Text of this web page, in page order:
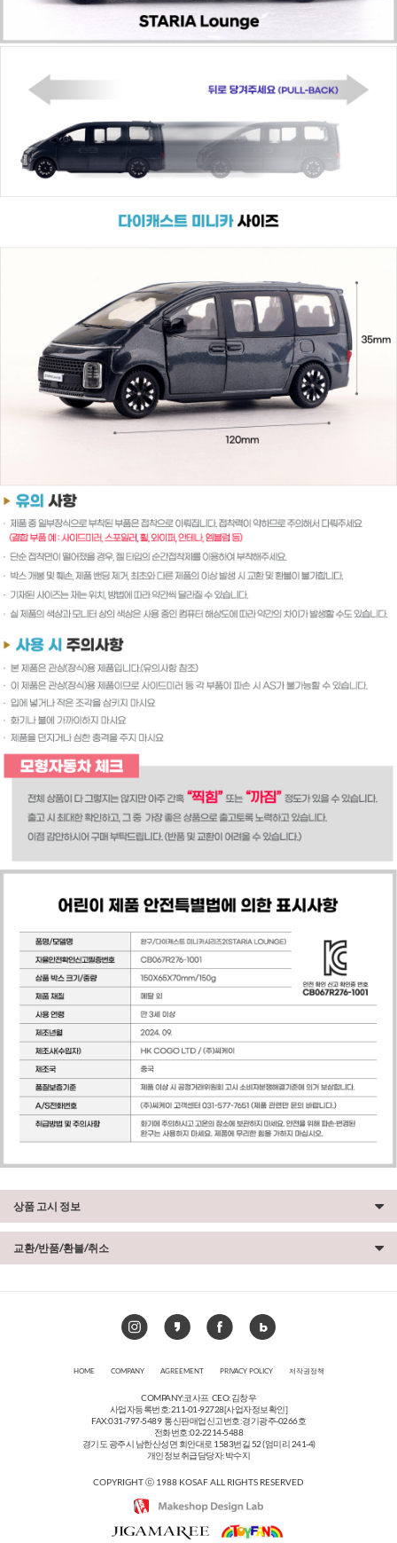
상품 고시 정보
교환/반품/환불/취소
HOME COMPANY AGREEMENT PRIVACY POLICY 저작권정책
COMPANY:코사프 CEO:김창우
사업자등록번호:211-01-92728[사업자정보확인]
FAX:031-797-5489 통신판매업신고번호:경기광주-0266호
전화번호:02-2214-5488
경기도 광주시 남한산성면 회안대로 1583번길 52 (엄미리 241-4)
개인정보취급담당자:박수지
COPYRIGHT ⓒ 1988 KOSAF ALL RIGHTS RESERVED